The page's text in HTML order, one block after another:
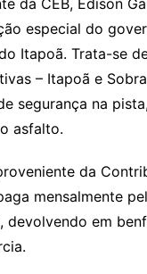
da CEB, Edison
especial do
Itapoã. Trata-se
– Itapoã e
segurança na
asfalto.
da
mensalmente
devolvendo em